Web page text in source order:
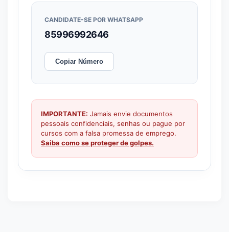
CANDIDATE-SE POR WHATSAPP
85996992646
Copiar Número
IMPORTANTE: Jamais envie documentos
pessoais confidenciais, senhas ou pague por
cursos com a falsa promessa de emprego.
Saiba como se proteger de golpes.